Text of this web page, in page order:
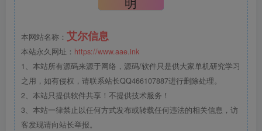
本网站名称： 艾尔信息
本站永久网址： https://www.aae.ink
1、本站所有源码来源于网络，源码/软件只是供大家单机研究学习
之用，如有侵权，请联系站长QQ466107887进行删除处理。
2、本站只提供软件共享！不提供技术服务！
3、本站一律禁止以任何方式发布或转载任何违法的相关信息，访
客发现请向站长举报。